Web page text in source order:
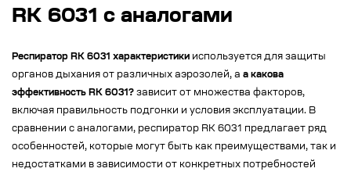
RK 6031 с аналогами
Респиратор RK 6031 характеристики используется для защиты
органов дыхания от различных аэрозолей, а а какова
эффективность RK 6031? зависит от множества факторов,
включая правильность подгонки и условия эксплуатации. В
сравнении с аналогами, респиратор RK 6031 предлагает ряд
особенностей, которые могут быть как преимуществами, так и
недостатками в зависимости от конкретных потребностей